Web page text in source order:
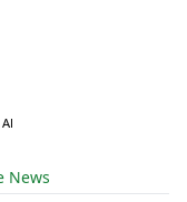
News